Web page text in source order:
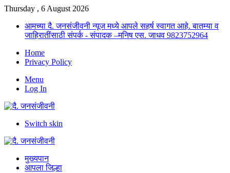
Thursday , 6 August 2026
आमच्या दै. जनसंजीवनी न्यूज मध्ये आपले सहर्ष स्वागत आहे. बातम्या व
जाहिरातींसाठी संपर्क - संपादक –मनिष एस. जाधव 9823752964
Home
Privacy Policy
Menu
Log In
Switch skin
मुख्यपान
आपला जिल्हा